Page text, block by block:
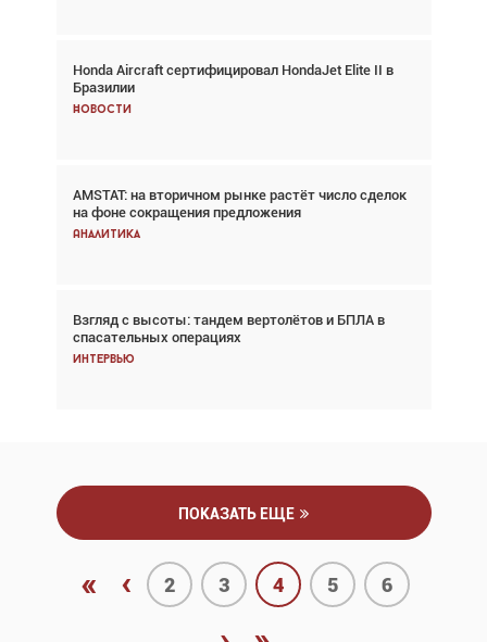
Honda Aircraft сертифицировал HondaJet Elite II в
Бразилии
Новости
AMSTAT: на вторичном рынке растёт число сделок
на фоне сокращения предложения
Аналитика
Взгляд с высоты: тандем вертолётов и БПЛА в
спасательных операциях
Интервью
Авиационный фотограф Дэйв Кох: «Фотография
говорит сама за себя... а ИИ всё портит»
Новости
Проблемы с цепочками поставок сохраняются
Аналитика
Частный самолёт – это актив. Подходите к
покупке соответствующим образом
Интервью
ПОКАЗАТЬ ЕЩЕ
« ‹ 2 3 4 5 6